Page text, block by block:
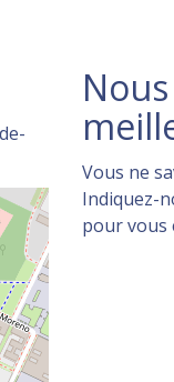
Vous ne
Indiquez-
pour vous